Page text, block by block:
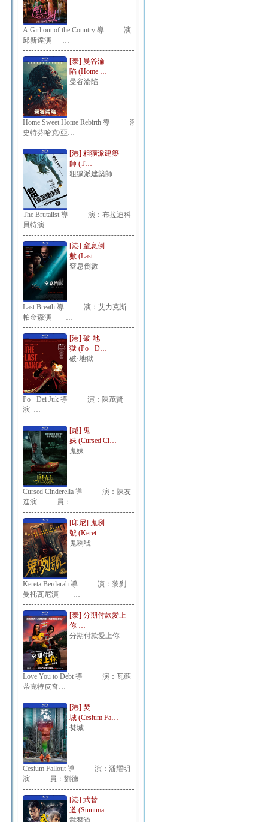
A Girl out of the Country 導 演：
邱新達演 …
[泰] 曼谷淪
陷 (Home …
曼谷淪陷
Home Sweet Home Rebirth 導 演：
史特芬哈克/亞…
[港] 粗獷派建築
師 (T…
粗獷派建築師
The Brutalist 導 演：布拉迪科
貝特演 …
[港] 窒息倒
數 (Last …
窒息倒數
Last Breath 導 演：艾力克斯
帕金森演 …
[港] 破·地
獄 (Po · D…
破·地獄
Po · Dei Juk 導 演：陳茂賢
演 …
[越] 鬼
妹 (Cursed Ci…
鬼妹
Cursed Cinderella 導 演：陳友
進演 員：…
[印尼] 鬼咧
號 (Keret…
鬼咧號
Kereta Berdarah 導 演：黎刹
曼托瓦尼演 …
[泰] 分期付款愛上
你 …
分期付款愛上你
Love You to Debt 導 演：瓦蘇
蒂克特皮奇…
[港] 焚
城 (Cesium Fa…
焚城
Cesium Fallout 導 演：潘耀明
演 員：劉德…
[港] 武替
道 (Stuntma…
武替道